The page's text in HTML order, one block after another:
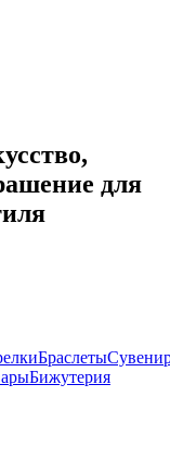
для
Браслеты
Бижутерия